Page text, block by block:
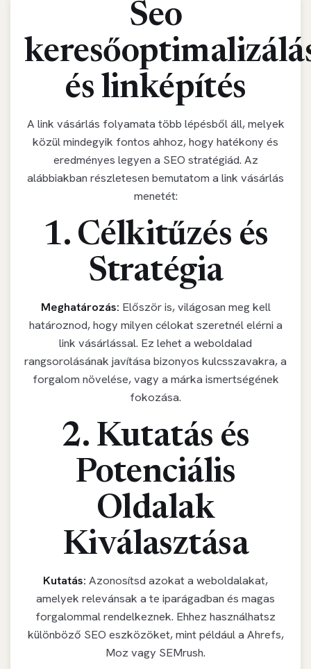
Seo
és linképítés
A link vásárlás folyamata több lépésből áll, melyek
közül mindegyik fontos ahhoz, hogy hatékony és
eredményes legyen a SEO stratégiád. Az
alábbiakban részletesen bemutatom a link vásárlás
menetét:
1. Célkitűzés és
Stratégia
Meghatározás: Először is, világosan meg kell
határoznod, hogy milyen célokat szeretnél elérni a
link vásárlással. Ez lehet a weboldalad
rangsorolásának javítása bizonyos kulcsszavakra, a
forgalom növelése, vagy a márka ismertségének
fokozása.
2. Kutatás és
Potenciális
Oldalak
Kiválasztása
Kutatás: Azonosítsd azokat a weboldalakat,
amelyek relevánsak a te iparágadban és magas
forgalommal rendelkeznek. Ehhez használhatsz
különböző SEO eszközöket, mint például a Ahrefs,
Moz vagy SEMrush.